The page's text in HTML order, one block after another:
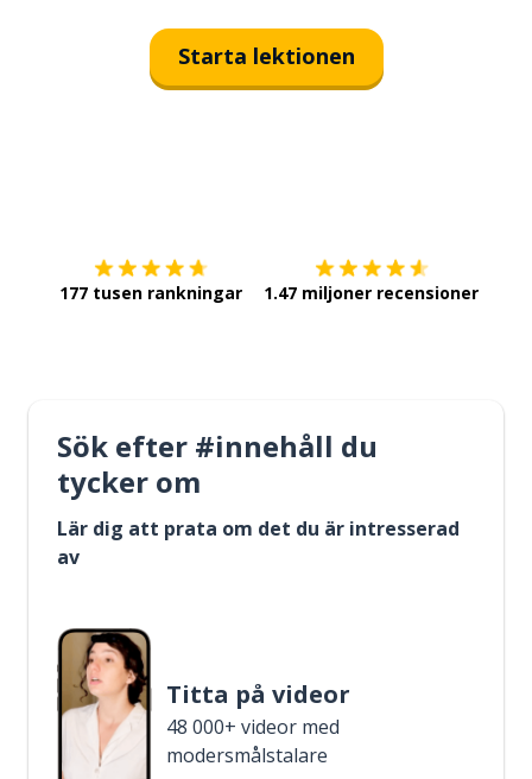
Starta lektionen
177 tusen rankningar 1.47 miljoner recensioner
Sök efter #innehåll du
tycker om
Lär dig att prata om det du är intresserad
av
Titta på videor
48 000+ videor med
modersmålstalare